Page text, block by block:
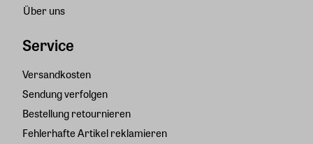
Über uns
Service
Versandkosten
Sendung verfolgen
Bestellung retournieren
Fehlerhafte Artikel reklamieren